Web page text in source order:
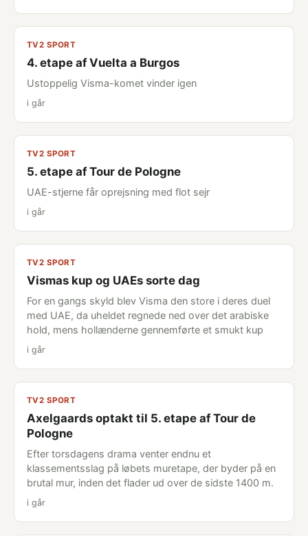
TV2 SPORT
4. etape af Vuelta a Burgos
Ustoppelig Visma-komet vinder igen
i går
TV2 SPORT
5. etape af Tour de Pologne
UAE-stjerne får oprejsning med flot sejr
i går
TV2 SPORT
Vismas kup og UAEs sorte dag
For en gangs skyld blev Visma den store i deres duel
med UAE, da uheldet regnede ned over det arabiske
hold, mens hollænderne gennemførte et smukt kup
i går
TV2 SPORT
Axelgaards optakt til 5. etape af Tour de
Pologne
Efter torsdagens drama venter endnu et
klassementsslag på løbets muretape, der byder på en
brutal mur, inden det flader ud over de sidste 1400 m.
i går